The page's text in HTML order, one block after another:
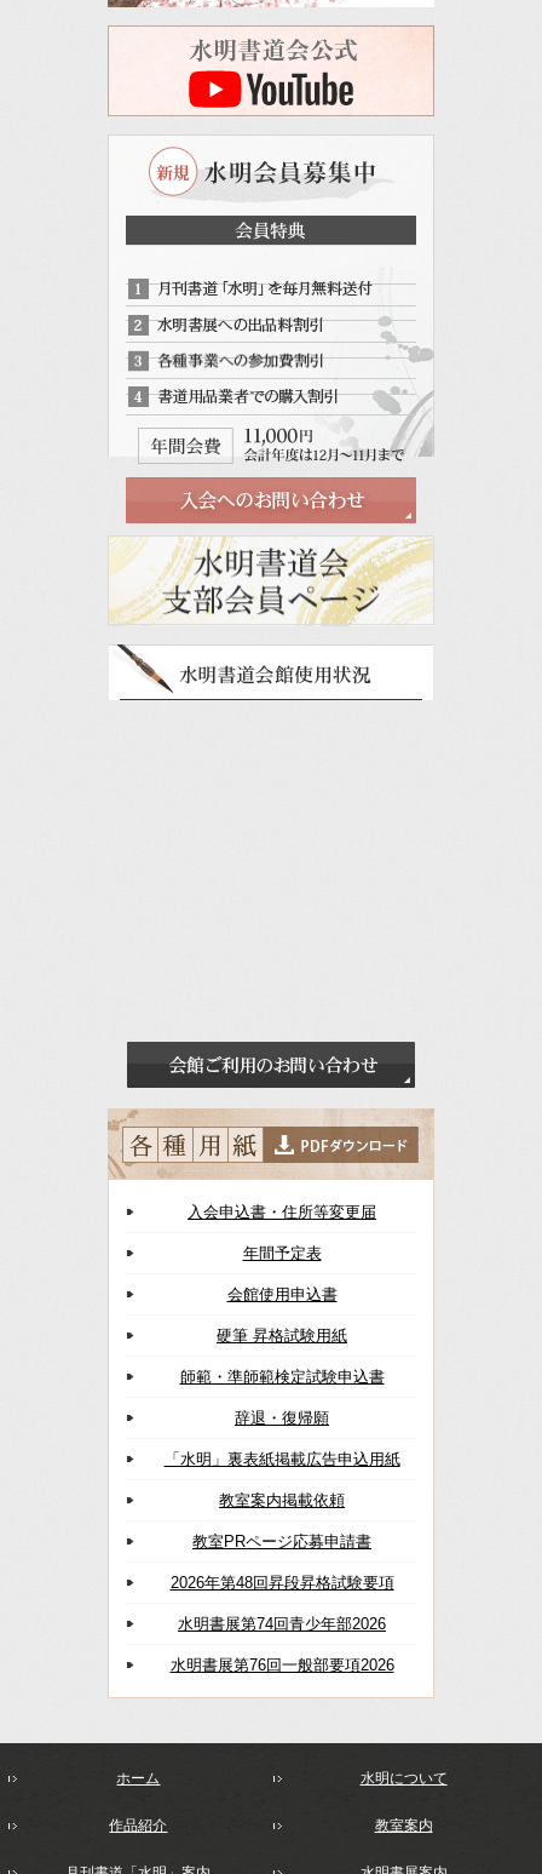
入会申込書・住所等変更届
年間予定表
会館使用申込書
硬筆 昇格試験用紙
師範・準師範検定試験申込書
辞退・復帰願
「水明」裏表紙掲載広告申込用紙
教室案内掲載依頼
教室PRページ応募申請書
2026年第48回昇段昇格試験要項
水明書展第74回青少年部2026
水明書展第76回一般部要項2026
ホーム 水明について
作品紹介 教室案内